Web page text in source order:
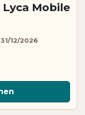
Mobile
12/2026